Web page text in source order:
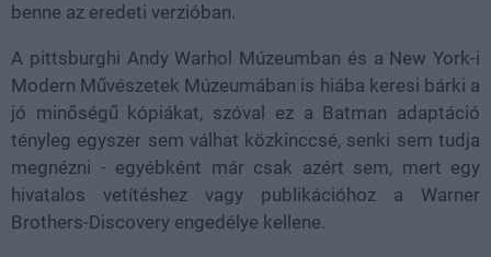
benne az eredeti verzióban.
A pittsburghi Andy Warhol Múzeumban és a New York-i
Modern Művészetek Múzeumában is hiába keresi bárki a
jó minőségű kópiákat, szóval ez a Batman adaptáció
tényleg egyszer sem válhat közkinccsé, senki sem tudja
megnézni - egyébként már csak azért sem, mert egy
hivatalos vetítéshez vagy publikációhoz a Warner
Brothers-Discovery engedélye kellene.